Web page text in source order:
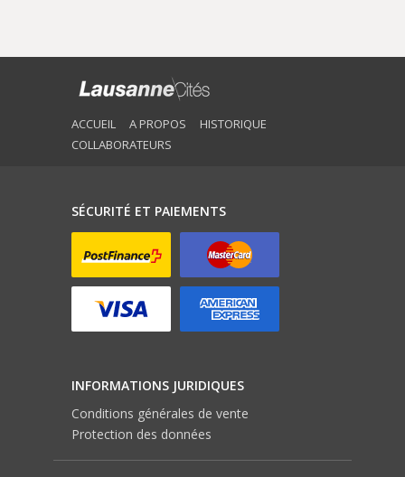
ACCUEIL A PROPOS
HISTORIQUE
COLLABORATEURS
SÉCURITÉ ET PAIEMENTS
INFORMATIONS JURIDIQUES
Conditions générales de vente
Protection des données